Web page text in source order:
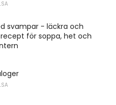
svampar - läckra och
för soppa, het och